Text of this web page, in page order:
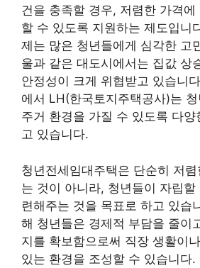
건을 충족할 경우, 저렴한 가격에
할 수 있도록 지원하는 제도입니
제는 많은 청년들에게 심각한 고
울과 같은 대도시에서는 집값 상
안정성이 크게 위협받고 있습니
에서 LH(한국토지주택공사)는
주거 환경을 가질 수 있도록 다
고 있습니다.
청년전세임대주택은 단순히 저
는 것이 아니라, 청년들이 자립
련해주는 것을 목표로 하고 있습
해 청년들은 경제적 부담을 줄이
지를 확보함으로써 직장 생활이
있는 환경을 조성할 수 있습니다.